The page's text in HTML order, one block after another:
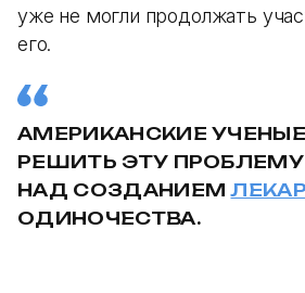
уже не могли продолжать
его.
АМЕРИКАНСКИЕ
РЕШИТЬ ЭТУ
НАД СОЗДАНИЕМ
ОДИНОЧЕСТВА.